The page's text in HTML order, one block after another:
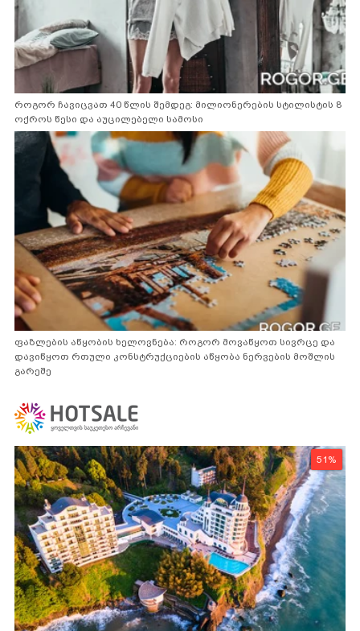
როგორ ჩავიცვათ 40 წლის შემდეგ: მილიონერების სტილისტის 8
ოქროს წესი და აუცილებელი სამოსი
ფაზლების აწყობის ხელოვნება: როგორ მოვაწყოთ სივრცე და
დავიწყოთ რთული კონსტრუქციების აწყობა ნერვების მოშლის
გარეშე
51%